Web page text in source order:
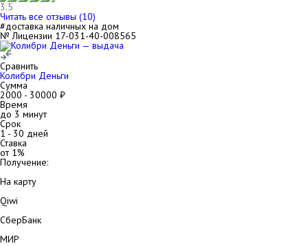
3.5
Читать все отзывы (10)
#доставка наличных на дом
№ Лицензии 17-031-40-008565
Сравнить
Колибри Деньги
Сумма
2000 - 30000 ₽
Время
до 3 минут
Срок
1- 30 дней
Ставка
от 1%
Получение:
На карту
Qiwi
СберБанк
МИР